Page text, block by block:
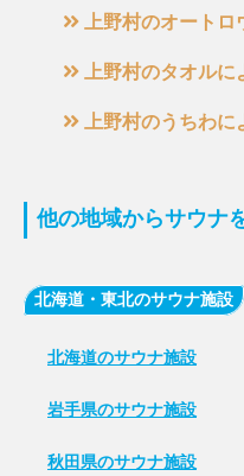
上野村のオート
上野村のタオル
上野村のうちわ
他の地域からサウナ
北海道・東北のサウナ施設
北海道のサウナ施設
岩手県のサウナ施設
秋田県のサウナ施設